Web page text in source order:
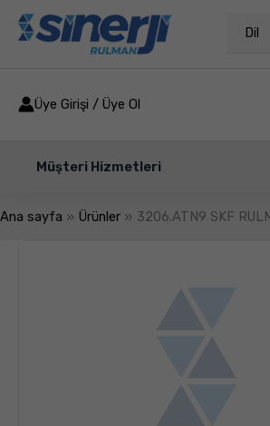
İçeriğe
atla
Dil
Üye Girişi / Üye Ol
Müşteri Hizmetleri
Ana sayfa Ürünler 3206.ATN9 SKF